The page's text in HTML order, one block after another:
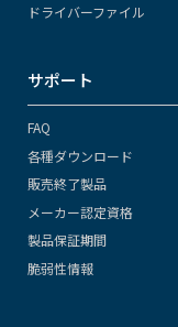
ドライバーファイル
サポート
FAQ
各種ダウンロード
販売終了製品
メーカー認定資格
製品保証期間
脆弱性情報